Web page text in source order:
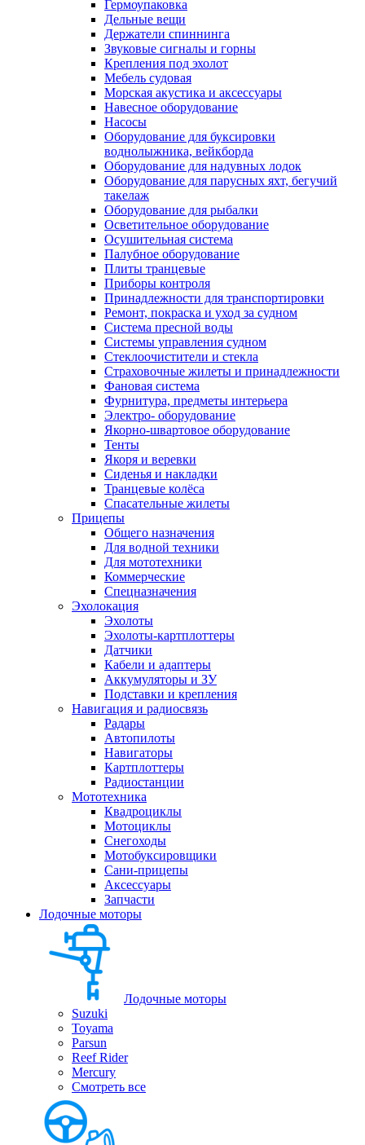
Гермоупаковка
Дельные вещи
Держатели спиннинга
Звуковые сигналы и горны
Крепления под эхолот
Мебель судовая
Морская акустика и аксессуары
Навесное оборудование
Насосы
Оборудование для буксировки
воднолыжника, вейкборда
Оборудование для надувных лодок
Оборудование для парусных яхт, бегучий
такелаж
Оборудование для рыбалки
Осветительное оборудование
Осушительная система
Палубное оборудование
Плиты транцевые
Приборы контроля
Принадлежности для транспортировки
Ремонт, покраска и уход за судном
Система пресной воды
Системы управления судном
Стеклоочистители и стекла
Страховочные жилеты и принадлежности
Фановая система
Фурнитура, предметы интерьера
Электро- оборудование
Якорно-швартовое оборудование
Тенты
Якоря и веревки
Сиденья и накладки
Транцевые колёса
Спасательные жилеты
Прицепы
Общего назначения
Для водной техники
Для мототехники
Коммерческие
Спецназначения
Эхолокация
Эхолоты
Эхолоты-картплоттеры
Датчики
Кабели и адаптеры
Аккумуляторы и ЗУ
Подставки и крепления
Навигация и радиосвязь
Радары
Автопилоты
Навигаторы
Картплоттеры
Радиостанции
Мототехника
Квадроциклы
Мотоциклы
Снегоходы
Мотобуксировщики
Сани-прицепы
Аксессуары
Запчасти
Лодочные моторы
Лодочные моторы
Suzuki
Toyama
Parsun
Reef Rider
Mercury
Смотреть все